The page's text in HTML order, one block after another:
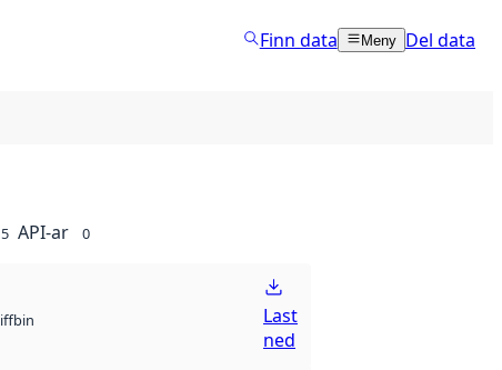
Finn data Meny Del data
5 API-ar 0
bin
Last
ned